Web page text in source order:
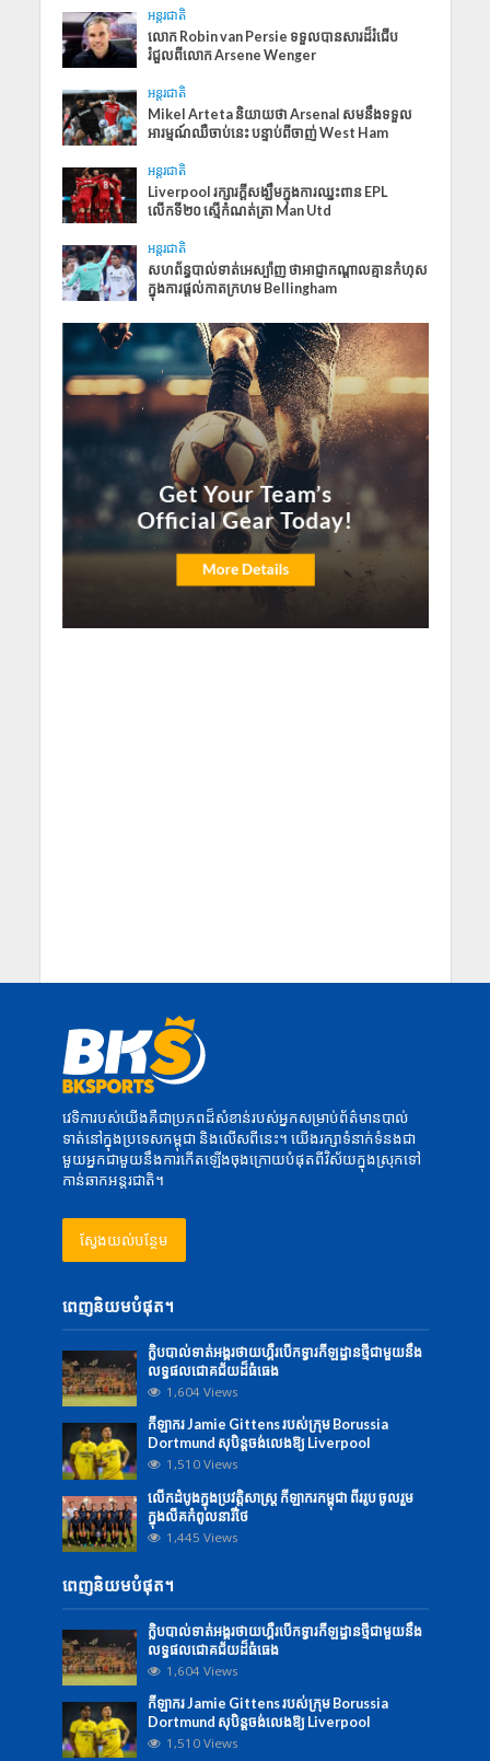
អន្តរជាតិ
លោក Robin van Persie ទទួលបានសារដ៏រំជើប
រំជួលពីលោក Arsene Wenger
អន្តរជាតិ
Mikel Arteta និយាយថា Arsenal សមនឹងទទួល
អារម្មណ៍ឈឺចាប់នេះ បន្ទាប់ពីចាញ់ West Ham
អន្តរជាតិ
Liverpool រក្សារក្ដីសង្ឃឹមក្នុងការឈ្នះពាន EPL
លើកទី២០ ស្មើកំណត់ត្រា Man Utd
អន្តរជាតិ
សហព័ន្ធបាល់ទាត់អេស្ប៉ាញ ថាអាជ្ញាកណ្តាលគ្មានកំហុស
ក្នុងការផ្តល់កាតក្រហម Bellingham
វេទិការបស់យើងគឺជាប្រភពដ៏សំខាន់របស់អ្នកសម្រាប់ព័ត៌មានបាល់
ទាត់នៅក្នុងប្រទេសកម្ពុជា និងលើសពីនេះ។ យើងរក្សាទំនាក់ទំនងជា
មួយអ្នកជាមួយនឹងការកើតឡើងចុងក្រោយបំផុតពីវិស័យក្នុងស្រុកទៅ
កាន់ឆាកអន្តរជាតិ។
ស្វែងយល់បន្ថែម
ពេញនិយមបំផុត។
ក្លិបបាល់ទាត់អង្គរថាយហ្គឺរបើកទ្វារកីឡដ្ឋានថ្មីជាមួយនឹង
លទ្ធផលជោគជ័យដ៏ធំធេង
1,604 Views
កីឡាករ Jamie Gittens របស់ក្រុម Borussia
Dortmund សុបិន្តចង់លេងឱ្យ Liverpool
1,510 Views
លើក​ដំបូង​ក្នុង​ប្រវត្តិសាស្ត្រ ​កីឡាករ​កម្ពុជា​ ពីរ​រូប ​​ចូល​រួម​
ក្នុង​លីគ​កំពូលនារី​ថៃ
1,445 Views
ពេញនិយមបំផុត។
ក្លិបបាល់ទាត់អង្គរថាយហ្គឺរបើកទ្វារកីឡដ្ឋានថ្មីជាមួយនឹង
លទ្ធផលជោគជ័យដ៏ធំធេង
1,604 Views
កីឡាករ Jamie Gittens របស់ក្រុម Borussia
Dortmund សុបិន្តចង់លេងឱ្យ Liverpool
1,510 Views